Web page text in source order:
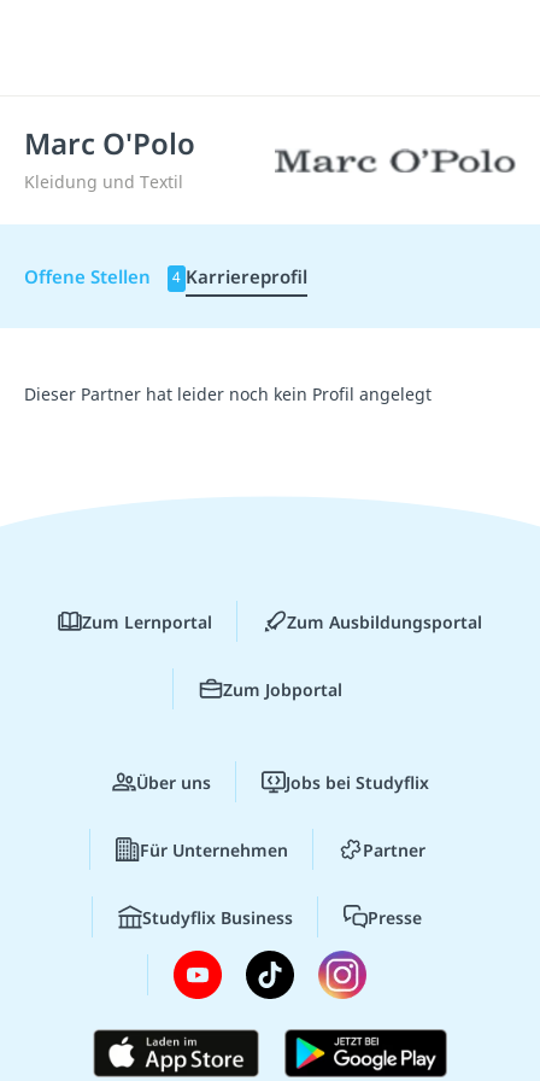
Marc O'Polo
Kleidung und Textil
Offene Stellen 4 Karriereprofil
Dieser Partner hat leider noch kein Profil angelegt
Zum Lernportal Zum Ausbildungsportal
Zum Jobportal
Über uns Jobs bei Studyflix
Für Unternehmen Partner
Studyflix Business Presse